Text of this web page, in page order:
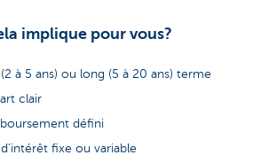
implique pour vous?
à 5 ans) ou long (5 à 20 ans) terme
clair
défini
fixe ou variable